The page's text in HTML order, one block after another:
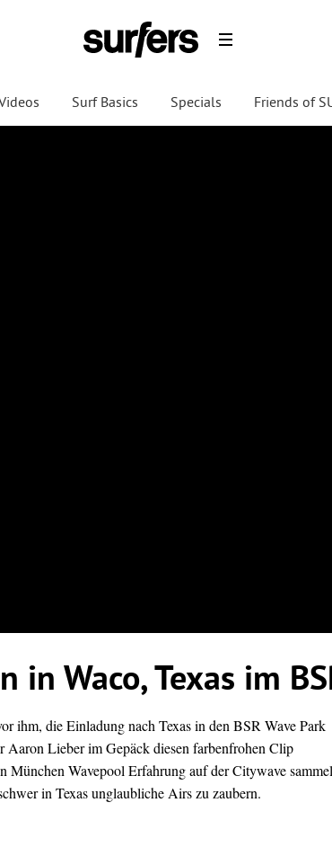
Surf Basics Specials Friends of
in Waco, Texas im
ihm, die Einladung nach Texas in den BSR Wave Park
Aaron Lieber im Gepäck diesen farbenfrohen Clip
München Wavepool Erfahrung auf der Citywave
in Texas unglaubliche Airs zu zaubern.